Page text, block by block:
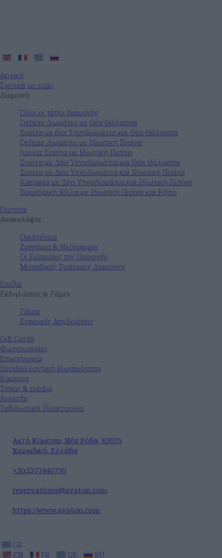
Αρχική
Σχετικά με εμάς
Διαμονή
Όλοι οι τύποι διαμονής
Deluxe Δωμάτιο με Θέα Θάλασσα
Σουίτα με ένα Υπνοδωμάτιο και Θέα Θάλασσα
Deluxe Δωμάτιο με Ιδιωτική Πισίνα
Junior Σουίτα με Ιδιωτική Πισίνα
Σουίτα με Δύο Υπνοδωμάτια και Θέα Θάλασσα
Σουίτα με Δύο Υπνοδωμάτια και Ιδιωτική Πισίνα
Κατοικία με Δύο Υπνοδωμάτια και Ιδιωτική Πισίνα
Προεδρική Βίλλα με Ιδιωτική Πισίνα και Κήπο
Γευτείτε
Ανακαλύψτε
Οικογένεια
Ζευγάρια & Νεόνυμφοι
Οι Εμπειρίες της Περιοχής
Μοναδικές Εμπειρίες Διαμονής
Ευεξία
Εκδηλώσεις & Γάμοι
Γάμοι
Εταιρικές Αποδράσεις
Gift Cards
Φωτογραφίες
Επικοινωνία
Περιβαλλοντική Βιωσιμότητα
Καριερα
Τυπος & media
Awards
Ταξιδιωτικά Πρακτορεία
Ακτή Κόμιτσα, Νέα Ρόδα, 63075
Χαλκιδική, Ελλάδα
+30.2377440770
reservations@avaton.com
https://www.avaton.com
GR
EN
FR GR RU